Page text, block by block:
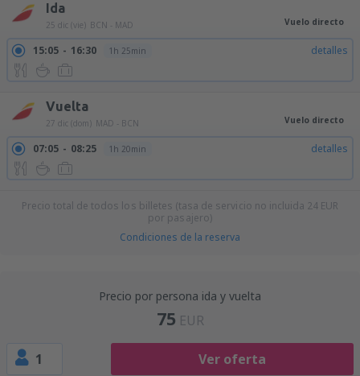
Ida
25 dic (vie) BCN - MAD Vuelo directo
15:05 16:30 1h 25min detalles
Vuelta
27 dic (dom) MAD - BCN Vuelo directo
07:05 08:25 1h 20min detalles
Precio total de todos los billetes (tasa de servicio no incluida 24 EUR
por pasajero)
Condiciones de la reserva
Precio por persona ida y vuelta
75 EUR
1 Ver oferta